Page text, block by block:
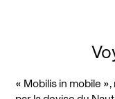
« Mobilis in mobile